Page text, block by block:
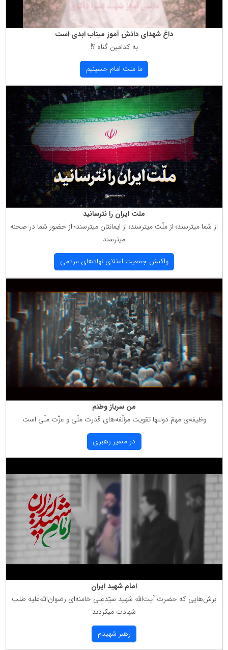
داغ شهدای دانش آموز میناب ابدی است
به كدامین گناه ؟!
ما ملت امام حسینیم
ملت ایران را نترسانید
از شما میترسند؛ از ملّت میترسند؛ از ایمانتان میترسند؛ از حضور شما در صحنه
میترسند
واكنش جمعیت اعتلای نهادهای مردمی
من سرباز وطنم
وظیفه‌ی مهمّ دولتها تقویت مؤلّفه‌های قدرت ملّی و عزّت ملّی است
در مسیر رهبری
امام شهید ایران
برش‌هایی كه حضرت آیت‌الله شهید سیّدعلی خامنه‌ای رضوان‌الله‌علیه طلب
شهادت میكردند
رهبر شهیدم